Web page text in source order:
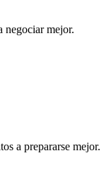
negociar mejor.
a prepararse mejor.